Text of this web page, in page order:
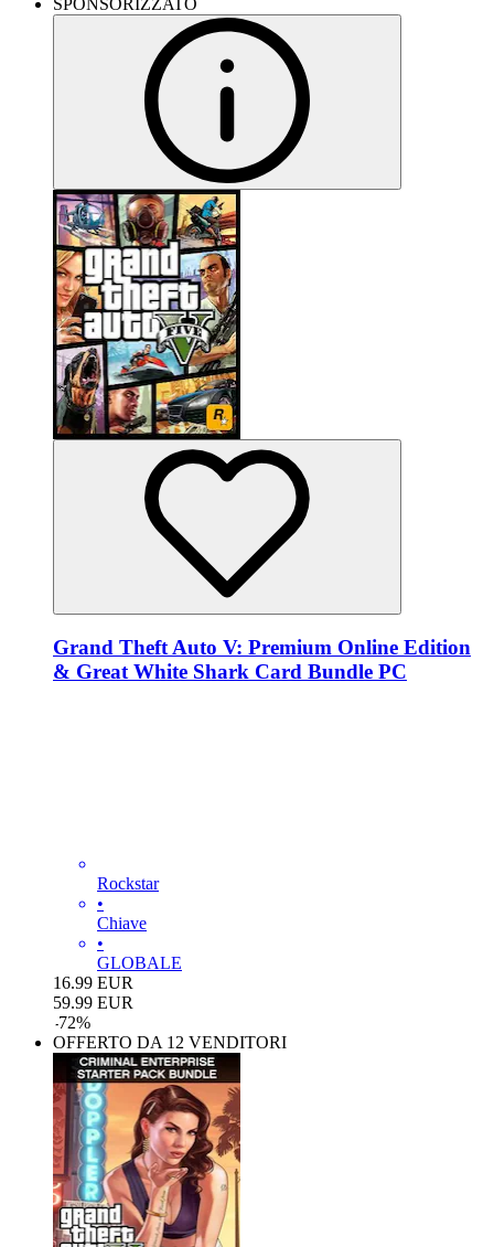
SPONSORIZZATO
Grand Theft Auto V: Premium Online Edition
& Great White Shark Card Bundle PC
Rockstar
•
Chiave
•
GLOBALE
16.99 EUR
59.99 EUR
-72%
OFFERTO DA 12 VENDITORI